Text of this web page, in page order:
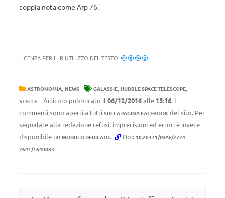
coppia nota come Arp 76.
LICENZA PER IL RIUTILIZZO DEL TESTO:
ASTRONOMIA, NEWS GALASSIE, HUBBLE SPACE TELESCOPE,
STELLE Articolo pubblicato il 06/12/2016alle 15:16. I
commenti sono aperti a tutti SULLA PAGINA FACEBOOK del sito. Per
segnalare alla redazione refusi, imprecisioni ed errori è invece
disponibile un MODULO DEDICATO. Doi: 10.20371/INAF/2724-
2641/1640883